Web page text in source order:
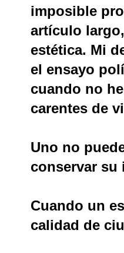
imposible
artículo
estética. Mi
el ensayo
cuando no
carentes de
Uno no
conservar su
Cuando un
calidad de